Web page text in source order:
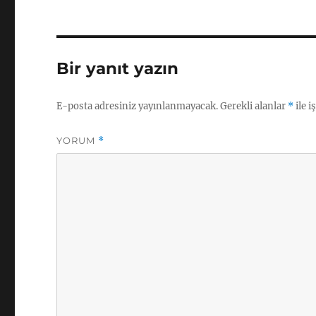
Bir yanıt yazın
E-posta adresiniz yayınlanmayacak.Gerekli alanlar *ile
YORUM *